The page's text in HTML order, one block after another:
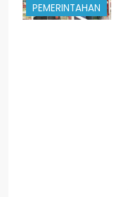
PEMERINTAHAN